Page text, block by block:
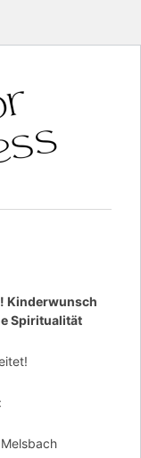
Kinderwunsch
Spiritualität